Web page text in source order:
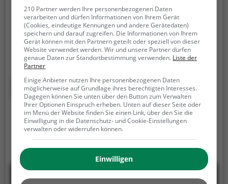
Fritz-Eberle-Straße, 94491 Hengersberg
Das Hallen- und Wellenfreibad Hengersberg ist ein
Hallenbad in Hengersberg. Das Hallen- und
Wellenfreibad Hengersberg ist die Adresse für alle
Wasserratten, auch an kalten Tagen. Egal ob
Familienausflug, Kindergeburtstag oder ganz
einfach mit Freunden - im Hallen- und Wellenfreibad
Hengersberg kommt jeder auf seine Kosten.
Mehr erfahren
210 Partner werden Ihre personenbezogenen Daten
verarbeiten und dürfen Informationen von Ihrem Gerät
(Cookies, eindeutige Kennungen und andere Gerätedaten)
speichern und darauf zugreifen. Die Informationen von Ihrem
Gerät können mit den Partnern geteilt oder speziell von dieser
Website verwendet werden. Wir und unsere Partner dürfen
genaue Daten zur Standortbestimmung verwenden. Liste der
Partner
Einige Anbieter nutzen Ihre personenbezogenen Daten
möglicherweise auf Grundlage ihres berechtigten Interesses.
Dagegen können Sie unten über den Button zum Verwalten
Ihrer Optionen Einspruch erheben. Unten auf dieser Seite oder
im Menü der Website finden Sie einen Link, über den Sie die
Einwilligung in die Datenschutz- und Cookie-Einstellungen
verwalten oder widerrufen können.
Einwilligen